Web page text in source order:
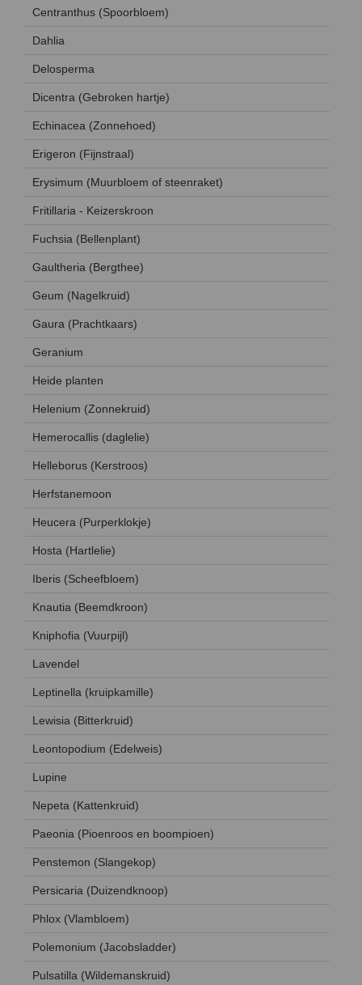
Centranthus (Spoorbloem)
Dahlia
Delosperma
Dicentra (Gebroken hartje)
Echinacea (Zonnehoed)
Erigeron (Fijnstraal)
Erysimum (Muurbloem of steenraket)
Fritillaria - Keizerskroon
Fuchsia (Bellenplant)
Gaultheria (Bergthee)
Geum (Nagelkruid)
Gaura (Prachtkaars)
Geranium
Heide planten
Helenium (Zonnekruid)
Hemerocallis (daglelie)
Helleborus (Kerstroos)
Herfstanemoon
Heucera (Purperklokje)
Hosta (Hartlelie)
Iberis (Scheefbloem)
Knautia (Beemdkroon)
Kniphofia (Vuurpijl)
Lavendel
Leptinella (kruipkamille)
Lewisia (Bitterkruid)
Leontopodium (Edelweis)
Lupine
Nepeta (Kattenkruid)
Paeonia (Pioenroos en boompioen)
Penstemon (Slangekop)
Persicaria (Duizendknoop)
Phlox (Vlambloem)
Polemonium (Jacobsladder)
Pulsatilla (Wildemanskruid)